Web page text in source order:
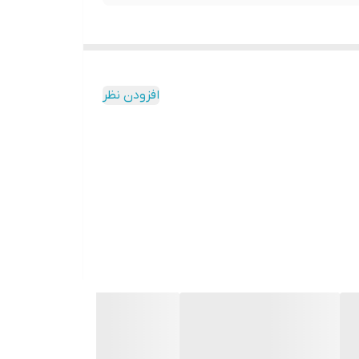
افزودن نظر